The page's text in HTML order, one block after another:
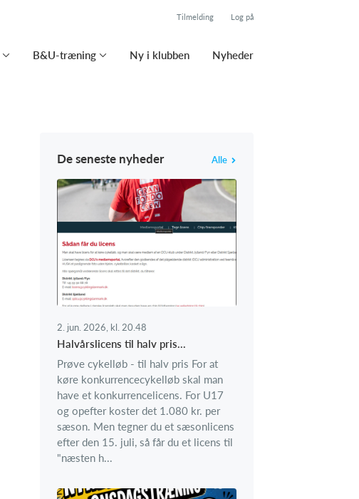
Tilmelding Log på
B&U-træning Ny i klubben Nyheder
De seneste nyheder Alle
2. jun. 2026, kl. 20.48
Halvårslicens til halv pris...
Prøve cykelløb - til halv pris For at
køre konkurrencecykelløb skal man
have et konkurrencelicens. For U17
og opefter koster det 1.080 kr. per
sæson. Men tegner du et sæsonlicens
efter den 15. juli, så får du et licens til
"næsten h...